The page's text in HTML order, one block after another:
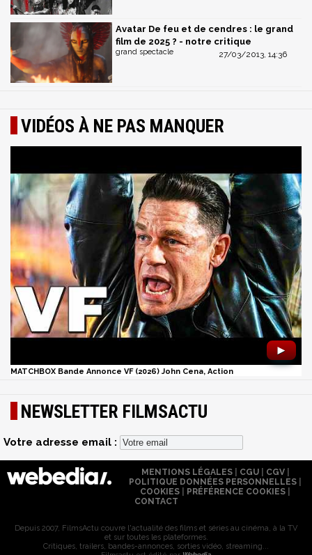
Avatar De feu et de cendres : le grand
film de 2025 ? - notre critique
27/03/2013, 14:36
grand spectacle
VIDÉOS À NE PAS MANQUER
►
MATCHBOX Bande Annonce VF (2026) John Cena, Action
NEWSLETTER FILMSACTU
Votre adresse email :
MENTIONS LÉGALES| CGU| CGV|
POLITIQUE DONNÉES PERSONNELLES
COOKIES
PRÉFÉRENCE COOKIES
CONTACT
Depuis 2007, FilmsActu couvre l'actualité des films et séries au cinéma, à la TV
et sur toutes les plateformes.
Critiques, trailers, bandes-annonces, sorties vidéo, streaming...